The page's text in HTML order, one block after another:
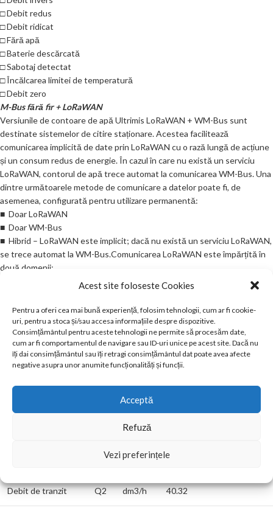
Acest site foloseste Cookies
Pentru a oferi cea mai bună experiență, folosim tehnologii, cum ar fi cookie-
uri, pentru a stoca și/sau accesa informațiile despre dispozitive.
Consimțământul pentru aceste tehnologii ne permite să procesăm date,
cum ar fi comportamentul de navigare sau ID-uri unice pe acest site. Dacă nu
îți dai consimțământul sau îți retragi consimțământul dat poate avea afecte
negative asupra unor anumite funcționalități și funcții.
Acceptă
Refuză
Vezi preferințele
□ Debit redus
□ Debit ridicat
□ Fără apă
□ Baterie descărcată
□ Sabotaj detectat
□ Încălcarea limitei de temperatură
□ Debit zero
M-Bus fără fir + LoRaWAN
Versiunile de contoare de apă Ultrimis LoRaWAN + WM-Bus sunt
destinate sistemelor de citire staționare. Acestea facilitează
comunicarea implicită de date prin LoRaWAN cu o rază lungă de acțiune
și un consum redus de energie. În cazul în care nu există un serviciu
LoRaWAN, contorul de apă trece automat la comunicarea WM-Bus. Una
dintre următoarele metode de comunicare a datelor poate fi, de
asemenea, configurată pentru utilizare permanentă:
■ Doar LoRaWAN
■ Doar WM-Bus
■ Hibrid – LoRaWAN este implicit; dacă nu există un serviciu LoRaWAN,
se trece automat la WM-Bus.Comunicarea LoRaWAN este împărțită în
două domenii:
■ Comunicare de date standard, fiecare cu un cadru de date RF la
■ Comunicarea datelor de urgență este declanșată instantaneu atunci
când apare un eveniment predefinit.
Specificatii Tehnice
Diametru nominal DN mm 25
Q4 m3/h 7.875
Debit de tranzit Q2 dm3/h 40.32